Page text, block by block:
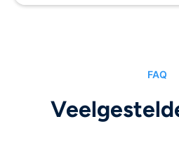
FAQ